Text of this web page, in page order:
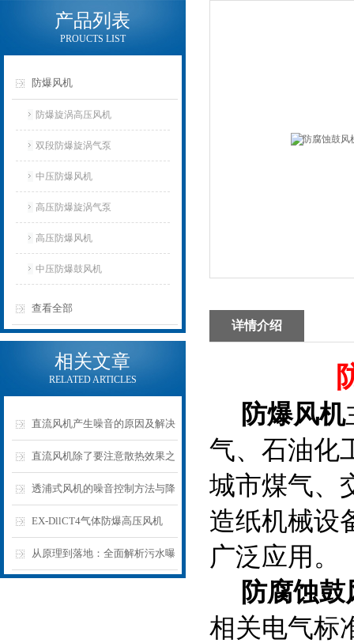
产品列表
PROUCTS LIST
防爆风机
防爆旋涡高压风机
双段防爆旋涡气泵
中压防爆风机
高压防爆旋涡气泵
高压防爆风机
中压防爆鼓风机
查看全部
相关文章
RELATED ARTICLES
直流风机产生噪音的原因及解决
方法
直流风机除了要注意散热效果之
外,还需要注意散热风扇的工作噪
音
透浦式风机的噪音控制方法与降
噪技术详解
EX-DllCT4气体防爆高压风机
从原理到落地：全面解析污水曝
详情介绍
防爆风机
气、石油化
城市煤气、
造纸机械设
广泛应用。
防腐蚀
相关电气标